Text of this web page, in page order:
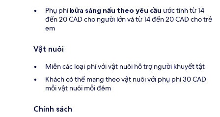
Phụ phíbữa sáng nấu theo yêu cầu ước tính từ 14
đến 20 CAD cho người lớn và từ 14 đến 20 CAD cho trẻ
em
Vật nuôi
Miễn các loại phí với vật nuôi hỗ trợ người khuyết tật
Khách có thể mang theo vật nuôi với phụ phí 30 CAD
mỗi vật nuôi mỗi đêm
Chính sách